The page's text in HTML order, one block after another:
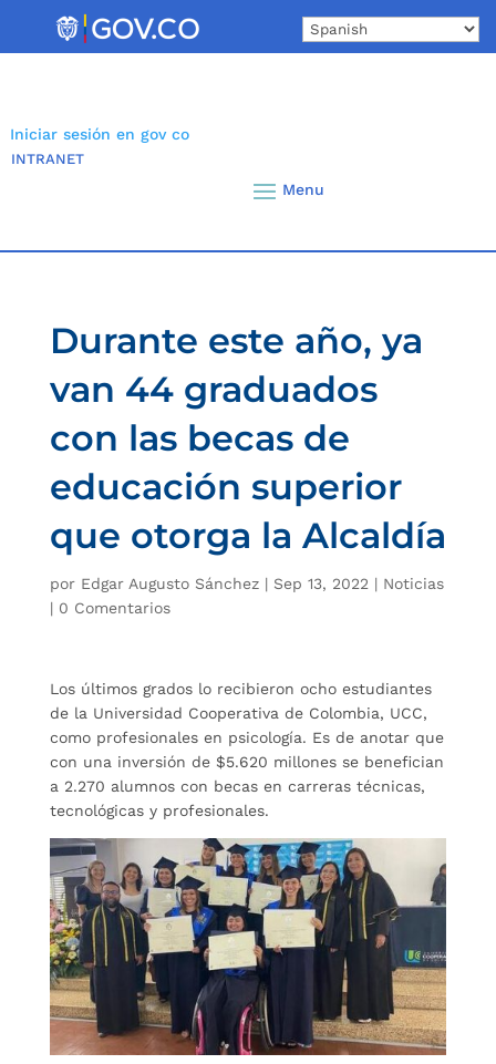
Iniciar sesión en gov co
INTRANET
Durante este año, ya
van 44 graduados
con las becas de
educación superior
que otorga la Alcaldía
por Edgar Augusto Sánchez| Sep 13, 2022 | Noticias
| 0 Comentarios
Los últimos grados lo recibieron ocho estudiantes
de la Universidad Cooperativa de Colombia, UCC,
como profesionales en psicología. Es de anotar que
con una inversión de $5.620 millones se benefician
a 2.270 alumnos con becas en carreras técnicas,
tecnológicas y profesionales.